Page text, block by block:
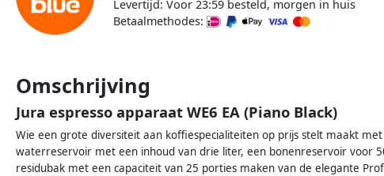
Levertijd: Voor 23:59 besteld, morgen in huis
Betaalmethodes:
Omschrijving
Jura espresso apparaat WE6 EA (Piano Black)
Wie een grote diversiteit aan koffiespecialiteiten op prijs stelt maakt met
waterreservoir met een inhoud van drie liter, een bonenreservoir voor
residubak met een capaciteit van 25 porties maken van de elegante